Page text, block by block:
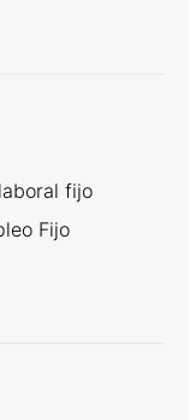
fijo
Fijo